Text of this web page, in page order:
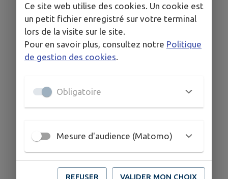
Ce site web utilise des cookies. Un cookie est
un petit fichier enregistré sur votre terminal
lors de la visite sur le site.
Pour en savoir plus, consultez notre Politique
de gestion des cookies
Obligatoire
Mesure d'audience (Matomo)
REFUSER VALIDER MON CHOIX